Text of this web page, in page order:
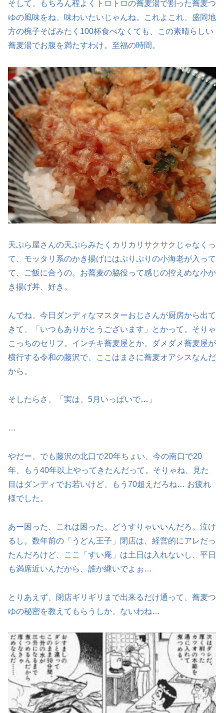
そして、もちろん程よくトロトロの蕎麦湯で割った蕎麦つ
ゆの風味をね、味わいたいじゃんね。これよこれ、盛岡地
方の椀子そばみたく100杯食べなくても、この素晴らしい
蕎麦湯でお腹を満たすわけ。至福の時間。
天ぷら屋さんの天ぷらみたくカリカリサクサクじゃなくっ
て、モッタリ系のかき揚げにはぷりぷりの小海老が入って
て、ご飯に合うの。お蕎麦の脇役って感じの控えめな小か
き揚げ丼、好き。
んでね、今日ダンディなマスターおじさんが厨房から出て
きて、「いつもありがとうございます」とかって。そりゃ
こっちのセリフ。インチキ蕎麦屋とか、ダメダメ蕎麦屋が
横行する令和の藤沢で、ここはまさに蕎麦オアシスなんだ
から。
そしたらさ、「実は、5月いっぱいで…」
…
やだー、でも藤沢の北口で20年ちょい、今の南口で20
年、もう40年以上やってきたんだって。そりゃね、見た
目はダンディでお若いけど、もう70超えだろね… お疲れ
様でした。
あー困った、これは困った。どうすりゃいいんだろ。泣け
るし。数年前の「うどん王子」閉店は、経営的にアレだっ
たんだろけど、ここ「すい庵」は土日は入れないし、平日
も満席近いんだから、誰か継いでよぉ…
とりあえず、閉店ギリギリまで出来るだけ通って、蕎麦つ
ゆの秘密を教えてもらうしか、ないわね…